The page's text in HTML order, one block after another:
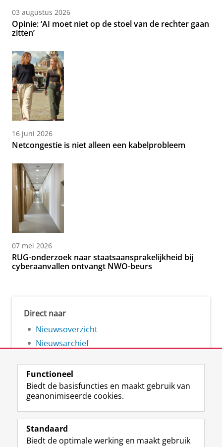
03 augustus 2026
Opinie: ‘AI moet niet op de stoel van de rechter gaan
zitten’
16 juni 2026
Netcongestie is niet alleen een kabelprobleem
07 mei 2026
RUG-onderzoek naar staatsaansprakelijkheid bij
cyberaanvallen ontvangt NWO-beurs
Direct naar
Nieuwsoverzicht
Nieuwsarchief
Volg de RUG
F
a
e
L
i
k
R
S
-
I
n
t
Y
o
T
Studiekiezers
Functioneel
Biedt de basisfuncties en maakt gebruik van
geanonimiseerde cookies.
Standaard
Biedt de optimale werking en maakt gebruik